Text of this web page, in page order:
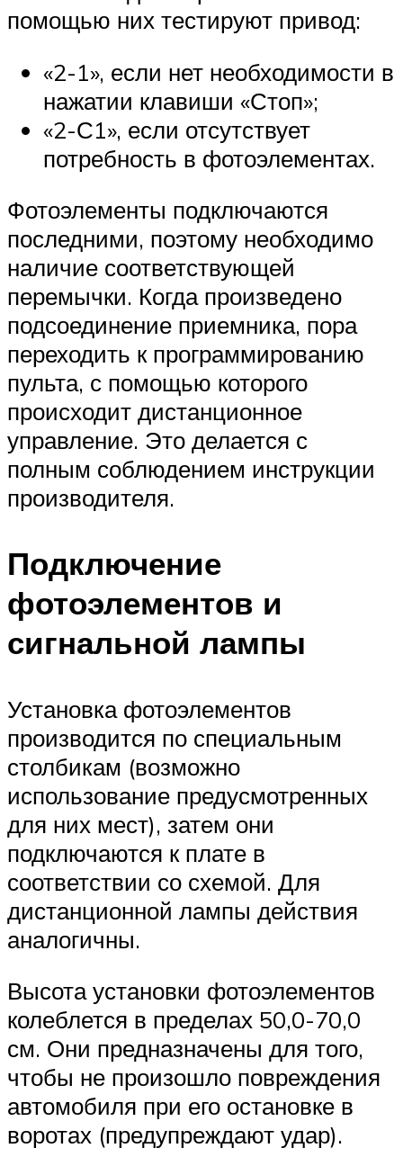
помощью них тестируют привод:
«2-1», если нет необходимости в
нажатии клавиши «Стоп»;
«2-С1», если отсутствует
потребность в фотоэлементах.
Фотоэлементы подключаются
последними, поэтому необходимо
наличие соответствующей
перемычки. Когда произведено
подсоединение приемника, пора
переходить к программированию
пульта, с помощью которого
происходит дистанционное
управление. Это делается с
полным соблюдением инструкции
производителя.
Подключение
фотоэлементов и
сигнальной лампы
Установка фотоэлементов
производится по специальным
столбикам (возможно
использование предусмотренных
для них мест), затем они
подключаются к плате в
соответствии со схемой. Для
дистанционной лампы действия
аналогичны.
Высота установки фотоэлементов
колеблется в пределах 50,0-70,0
см. Они предназначены для того,
чтобы не произошло повреждения
автомобиля при его остановке в
воротах (предупреждают удар).